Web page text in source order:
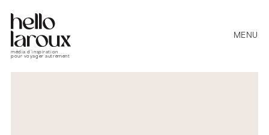
média d’inspiration
pour voyager autrement
MENU